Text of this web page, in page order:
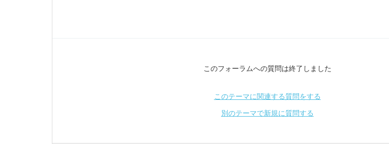
このフォーラムへの質問は終了しました
このテーマに関連する質問をする
別のテーマで新規に質問する